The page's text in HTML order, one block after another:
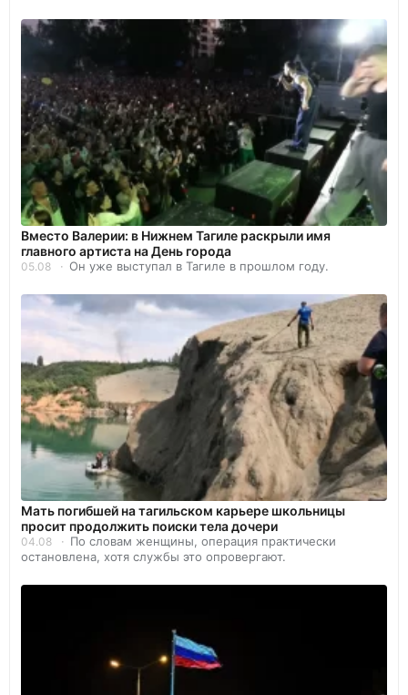
Вместо Валерии: в Нижнем Тагиле раскрыли имя
главного артиста на День города
05.08 Он уже выступал в Тагиле в прошлом году.
Мать погибшей на тагильском карьере школьницы
просит продолжить поиски тела дочери
04.08
По словам женщины, операция практически
остановлена, хотя службы это опровергают.